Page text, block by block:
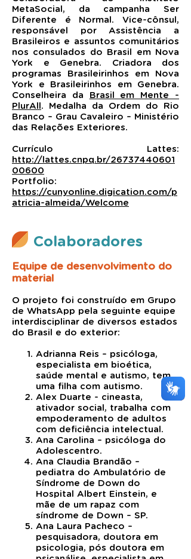
MetaSocial, da campanha Ser
Diferente é Normal. Vice-cônsul,
responsável por Assistência a
Brasileiros e assuntos comunitários
nos consulados do Brasil em Nova
York e Genebra. Criadora dos
programas Brasileirinhos em Nova
York e Brasileirinhos em Genebra.
Conselheira da Brasil em Mente -
PlurAll. Medalha da Ordem do Rio
Branco – Grau Cavaleiro – Ministério
das Relações Exteriores.
Currículo Lattes:
http://lattes.cnpq.br/26737440601
00600
Portfolio:
https://cunyonline.digication.com/p
atricia-almeida/Welcome
Colaboradores
Equipe de desenvolvimento do
material
O projeto foi construído em Grupo
de WhatsApp pela seguinte equipe
interdisciplinar de diversos estados
do Brasil e do exterior:
Adrianna Reis – psicóloga,
especialista em bioética,
saúde mental e autismo, tem
uma filha com autismo.
Alex Duarte - cineasta,
ativador social, trabalha com
empoderamento de adultos
com deficiência intelectual.
Ana Carolina – psicóloga do
Adolescentro.
Ana Claudia Brandão –
pediatra do Ambulatório de
Síndrome de Down do
Hospital Albert Einstein, e
mãe de um rapaz com
síndrome de Down – SP.
Ana Laura Pacheco –
pesquisadora, doutora em
psicologia, pós doutora em